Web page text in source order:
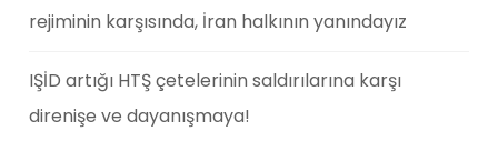
rejiminin karşısında, İran halkının yanındayız
IŞİD artığı HTŞ çetelerinin saldırılarına karşı
direnişe ve dayanışmaya!